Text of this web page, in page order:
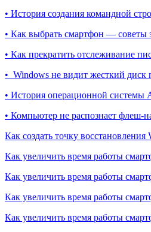
• История создания командной
• Как выбрать смартфон — советы
• Как прекратить отслеживание
• Windows не видит жесткий диск
• История операционной системы
• Компьютер не распознает флеш-
Как создать точку восстановления
Как увеличить время работы
Как увеличить время работы
Как увеличить время работы
Как увеличить время работы